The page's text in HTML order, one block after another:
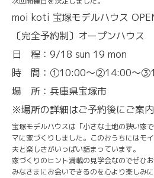
moi koti 宝塚モデルハウス
〔完全予約制〕オープンハウス
日 程：9/18 sun 19 mon
時 間：①10:00〜②14:00〜
場 所：兵庫県宝塚市
※場所の詳細はご予約後にご案内
宝塚モデルハウスは「小さな土地の狭い家
マに家づくりしました。このおうちにはモ
夫と楽しさがいっぱい詰まっています。
家づくりのヒント満載の見学会なのでぜひ
みなさまにお会いできるのを心より楽しみに